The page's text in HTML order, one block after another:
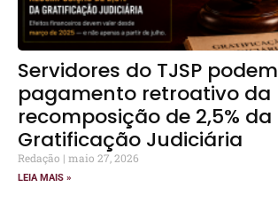
Servidores do TJSP
pagamento retroativo da
recomposição de 2,5% da
Gratificação Judiciária
Redação maio 27, 2026
LEIA MAIS »